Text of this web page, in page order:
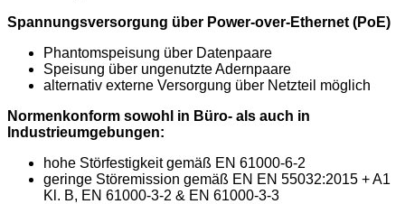
Spannungsversorgung über Power-over-Ethernet (PoE)
Phantomspeisung über Datenpaare
Speisung über ungenutzte Adernpaare
alternativ externe Versorgung über Netzteil möglich
Normenkonform sowohl in Büro- als auch in
Industrieumgebungen:
hohe Störfestigkeit gemäß EN 61000-6-2
geringe Störemission gemäß EN EN 55032:2015 + A1
Kl. B, EN 61000-3-2 & EN 61000-3-3